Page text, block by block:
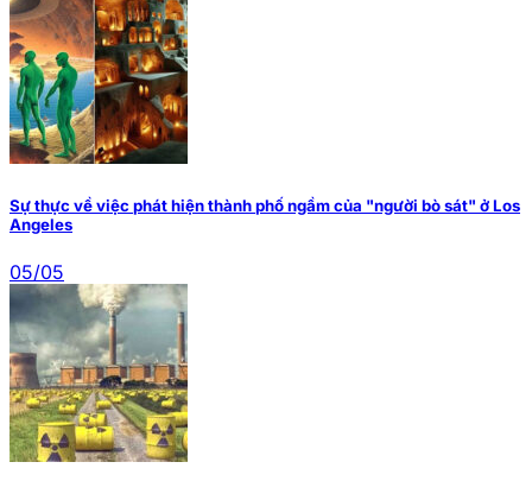
Sự thực về việc phát hiện thành phố ngầm của "người bò sát" ở Los
Angeles
05/05